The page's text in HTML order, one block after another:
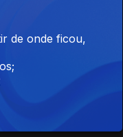
por fora e por
de onde ficou,